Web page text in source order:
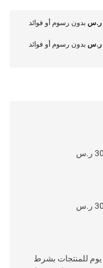
بدون رسوم أو فوائد
بدون رسوم أو فوائد
خدمة إرجاع سهلة وسريعة خلال 30 يوم للمنتجات بشرط